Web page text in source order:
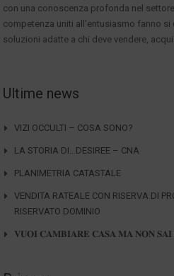
con una conoscenza profonda nel
competenza uniti all'entusiasmo fanno
soluzioni adatte a chi deve vendere,
Ultime news
VIZI OCCULTI – COSA SONO?
LA STORIA DI…DESIREE – CNA
PLANIMETRIA CATASTALE
VENDITA RATEALE CON RISERVA DI
RISERVATO DOMINIO
𝐕𝐔𝐎𝐈 𝐂𝐀𝐌𝐁𝐈𝐀𝐑𝐄 𝐂𝐀𝐒𝐀 𝐌𝐀 𝐍𝐎𝐍